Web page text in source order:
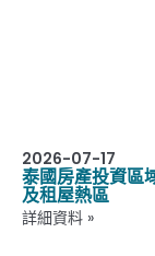
2026-07-17
泰國房產投資區
及租屋熱區
詳細資料 »